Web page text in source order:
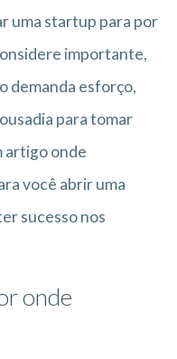
uma startup para por
importante,
demanda esforço,
para tomar
artigo onde
você abrir uma
sucesso nos
onde